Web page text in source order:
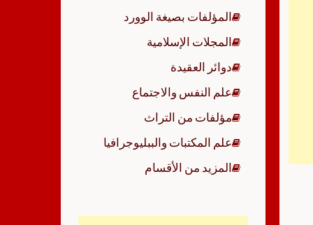
المؤلفات بصيغة الوورد
المجلات الإسلامية
دوائر العقيدة
علم النفس والاجتماع
مؤلفات من التراث
علم المكتبات والببليوجرافيا
المزيد من الأقسام